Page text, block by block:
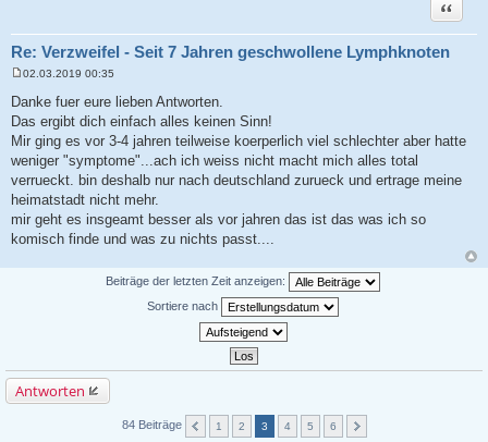
Re: Verzweifel - Seit 7 Jahren geschwollene Lymphknoten
Zitat
i
t
r
a
g
02.03.2019 00:35
Danke fuer eure lieben Antworten.
Das ergibt dich einfach alles keinen Sinn!
Mir ging es vor 3-4 jahren teilweise koerperlich viel schlechter aber hatte
weniger "symptome"...ach ich weiss nicht macht mich alles total
verrueckt. bin deshalb nur nach deutschland zurueck und ertrage meine
heimatstadt nicht mehr.
mir geht es insgeamt besser als vor jahren das ist das was ich so
komisch finde und was zu nichts passt....
Beiträge der letzten Zeit anzeigen:
Sortiere nach
Antworten
84 Beiträge 1 2 3 4 5 6